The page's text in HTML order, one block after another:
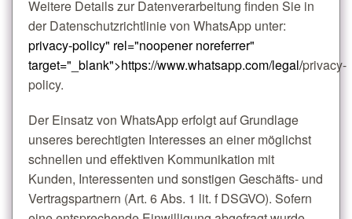
Weitere Details zur Datenverarbeitung finden Sie in
der Datenschutzrichtlinie von WhatsApp unter:
privacy-policy" rel="noopener noreferrer"
target="_blank">https://www.whatsapp.com/legal/privacy-
policy.
Der Einsatz von WhatsApp erfolgt auf Grundlage
unseres berechtigten Interesses an einer möglichst
schnellen und effektiven Kommunikation mit
Kunden, Interessenten und sonstigen Geschäfts- und
Vertragspartnern (Art. 6 Abs. 1 lit. f DSGVO). Sofern